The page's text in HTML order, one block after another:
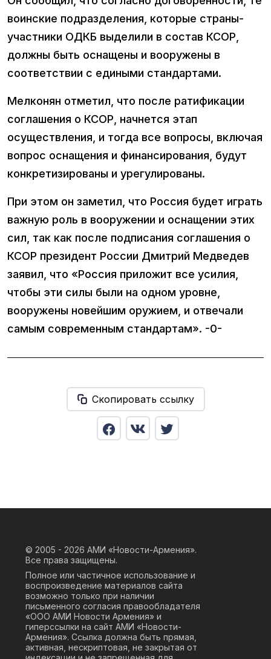
воинские подразделения, которые страны-
участники ОДКБ выделили в состав КСОР,
должны быть оснащены и вооружены в
соответствии с едиными стандартами.
Мелконян отметил, что после ратификации
соглашения о КСОР, начнется этап
осуществления, и тогда все вопросы, включая
вопрос оснащения и финансирования, будут
конкретизированы и урегулированы.
При этом он заметил, что Россия будет играть
важную роль в вооружении и оснащении этих
сил, так как после подписания соглашения о
КСОР президент России Дмитрий Медведев
заявил, что «Россия приложит все усилия,
чтобы эти силы были на одном уровне,
вооружены новейшим оружием, и отвечали
самым современным стандартам». -0-
Скопировать ссылку
© 2005 - 2026 АМИ «Новости-Армения».
Все права защищены.
Полное или частичное использование и
воспроизведение материалов сайта
возможно только при наличии
письменного согласия правообладателя
«ООО АМИ Новости Армения» и
гиперссылки на сайт АМИ «Новости-
Армения». Ссылка должна быть прямая,
активная, нескриптовая, не закрытая от